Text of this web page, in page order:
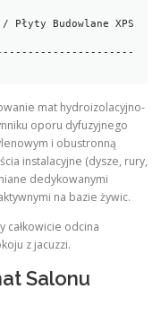
Budowlane XPS
mat hydroizolacyjno-
oporu dyfuzyjnego
i obustronną
instalacyjne (dysze, rury,
dedykowanymi
na bazie żywic.
całkowicie odcina
z jacuzzi.
Salonu